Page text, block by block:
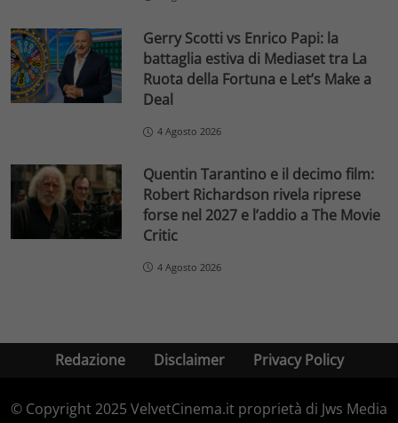
Gerry Scotti vs Enrico Papi: la
battaglia estiva di Mediaset tra La
Ruota della Fortuna e Let’s Make a
Deal
4 Agosto 2026
Quentin Tarantino e il decimo film:
Robert Richardson rivela riprese
forse nel 2027 e l’addio a The Movie
Critic
4 Agosto 2026
Redazione Disclaimer Privacy Policy
© Copyright 2025 VelvetCinema.it proprietà di Jws Media